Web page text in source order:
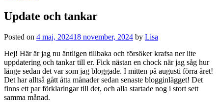
Update och tankar
Posted on 4 maj, 202418 november, 2024 by Lisa
Hej! Här är jag nu äntligen tillbaka och försöker krafsa ner lite
uppdatering och tankar till er. Fick nästan en chock när jag såg hur
länge sedan det var som jag bloggade. I mitten på augusti förra året!
Det har alltså gått åtta månader sedan senaste blogginlägget! Det
finns ett par förklaringar till det, och alla startade nog i stort sett
samma månad.